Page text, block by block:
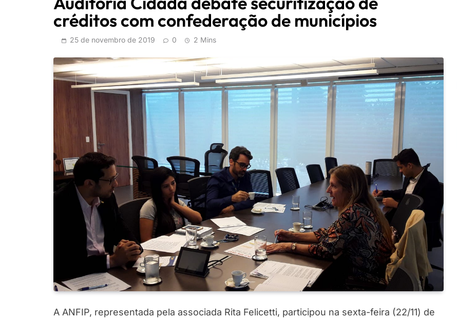
créditos com confederação de municípios
25 de novembro de 2019 0 2 Mins
A ANFIP, representada pela associada Rita Felicetti, participou na sexta-feira (22/11) de